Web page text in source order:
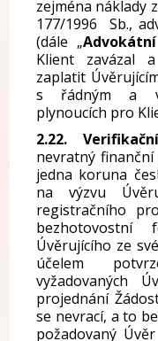
zejména náklady
177/1996 Sb.,
(dále „
Klient zavázal
zaplatit
s řádným a
plynoucích pro
2.22.
nevratný
jedna koruna
na výzvu
registračního
Úvěrujícího ze
účelem
vyžadovaných
projednání
se nevrací, a to
požadovaný